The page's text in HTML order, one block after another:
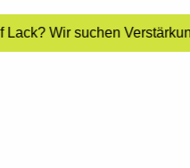
Wir suchen